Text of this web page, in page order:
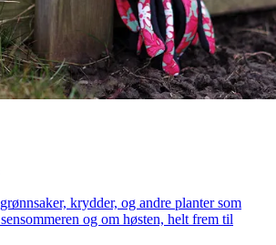
krydder, og andre planter som
og om høsten, helt frem til